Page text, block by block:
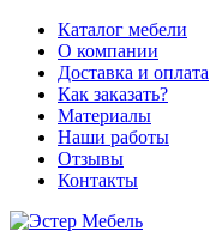
Каталог мебели
О компании
Доставка и оплата
Как заказать?
Материалы
Наши работы
Отзывы
Контакты